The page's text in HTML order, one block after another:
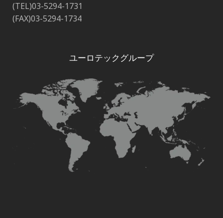
(TEL)03-5294-1731
(FAX)03-5294-1734
ユーロテックグループ